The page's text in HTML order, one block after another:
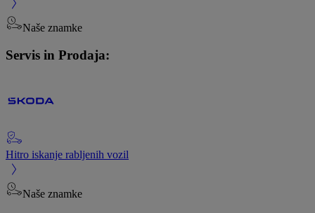
Naše znamke
Servis in Prodaja:
Hitro iskanje rabljenih vozil
Naše znamke